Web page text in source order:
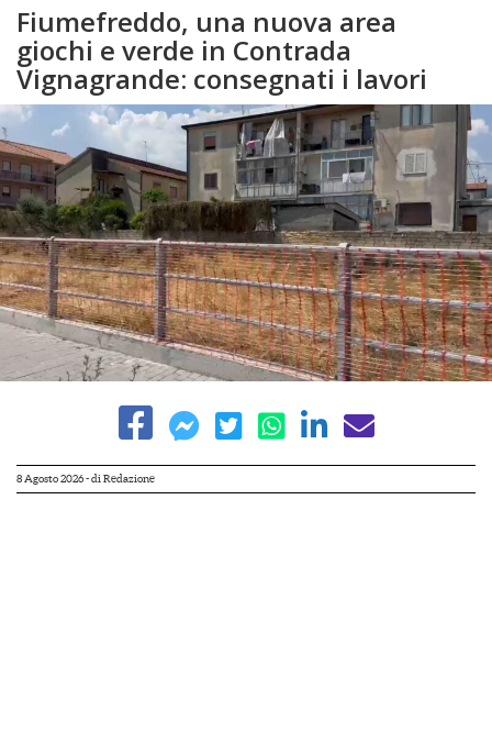
Fiumefreddo, una nuova area
giochi e verde in Contrada
Vignagrande: consegnati i lavori
8 Agosto 2026- di Redazione